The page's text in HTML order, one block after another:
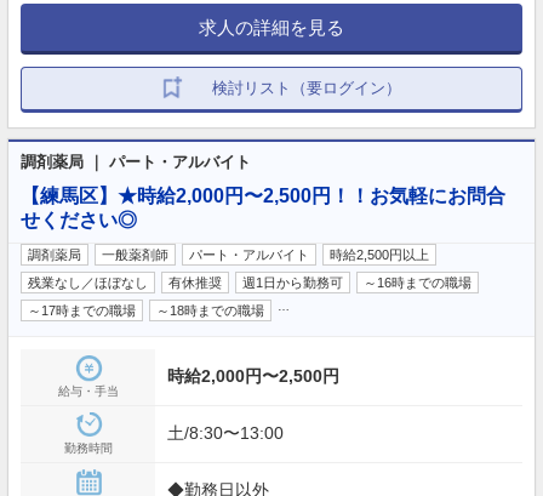
求人の詳細を見る
検討リスト（要ログイン）
調剤薬局 ｜ パート・アルバイト
【練馬区】★時給2,000円〜2,500円！！お気軽にお問合
せください◎
調剤薬局 一般薬剤師 パート・アルバイト
時給2,500円以上
残業なし／ほぼなし
有休推奨 週1日から勤務可
～16時までの職場
～17時までの職場
～18時までの職場
給与・手当
時給2,000円〜2,500円
勤務時間
土/8:30〜13:00
◆勤務日以外